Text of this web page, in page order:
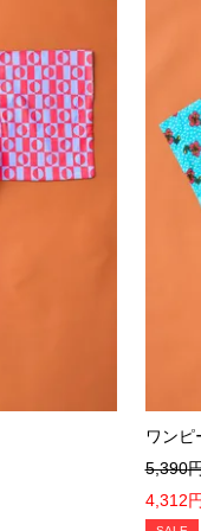
ワンピ
5,390
4,312